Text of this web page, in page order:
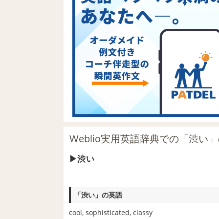
Weblio実用英語辞典での「渋い
渋い
「渋い」の英語
cool, sophisticated, classy